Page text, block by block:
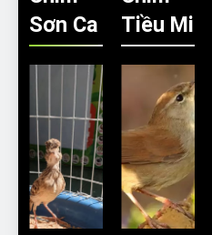
Sơn Ca
Tiều Mi